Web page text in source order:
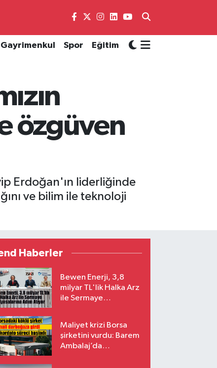
Gayrimenkul Spor Eğitim
özgüven
Erdoğan'ın liderliğinde
ve bilim ile teknoloji
Haberler
Bewen Enerji, 3,8
milyar TL'lik Halka Arz
ile Sermaye
Maliyet krizi Borsa
şirketini vurdu: Barem
Ambalaj’da